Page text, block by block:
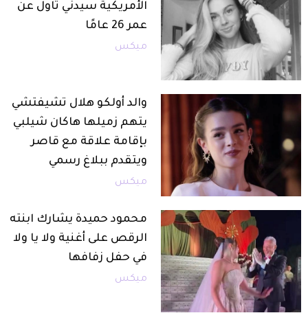
الأمريكية سيدني تاول عن
عمر 26 عامًا
ميكس
والد أولكو هلال تشيفتشي
يتهم زميلها هاكان شيلبي
بإقامة علاقة مع قاصر
ويتقدم ببلاغ رسمي
ميكس
محمود حميدة يشارك ابنته
الرقص على أغنية ولا يا ولا
في حفل زفافها
ميكس